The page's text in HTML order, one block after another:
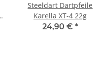
Steeldart Dartpfeile
Karella XT-4 22g
24,90 € *